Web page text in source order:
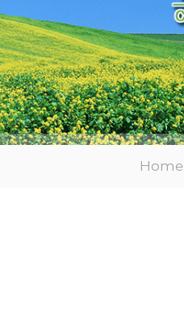
Home